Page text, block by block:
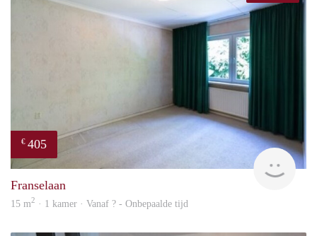
€ 405
Franselaan
15 m2 · 1 kamer · Vanaf ? - Onbepaalde tijd